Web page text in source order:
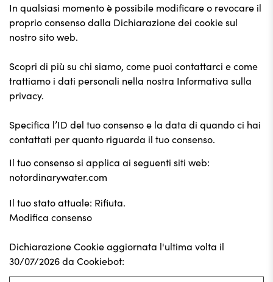
In qualsiasi momento è possibile modificare o revocare il
proprio consenso dalla Dichiarazione dei cookie sul
nostro sito web.
Scopri di più su chi siamo, come puoi contattarci e come
trattiamo i dati personali nella nostra Informativa sulla
privacy.
Specifica l’ID del tuo consenso e la data di quando ci hai
contattati per quanto riguarda il tuo consenso.
Il tuo consenso si applica ai seguenti siti web:
notordinarywater.com
Il tuo stato attuale: Rifiuta.
Modifica consenso
Dichiarazione Cookie aggiornata l'ultima volta il
30/07/2026 da Cookiebot: